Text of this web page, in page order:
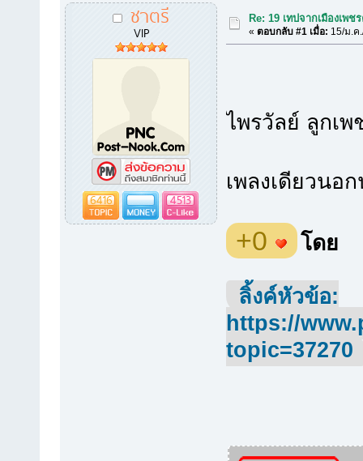
ชาตรี
VIP
6416 4513
Re: 19 เทปจากเมืองเพ
«ตอบกลับ #1 เมื่อ: 15/ม.ค
ไพรวัลย์ ลูกเ
เพลงเดียวน
+0 โดย
ลิ้งค์หัวข้อ:
https://
topic=37270